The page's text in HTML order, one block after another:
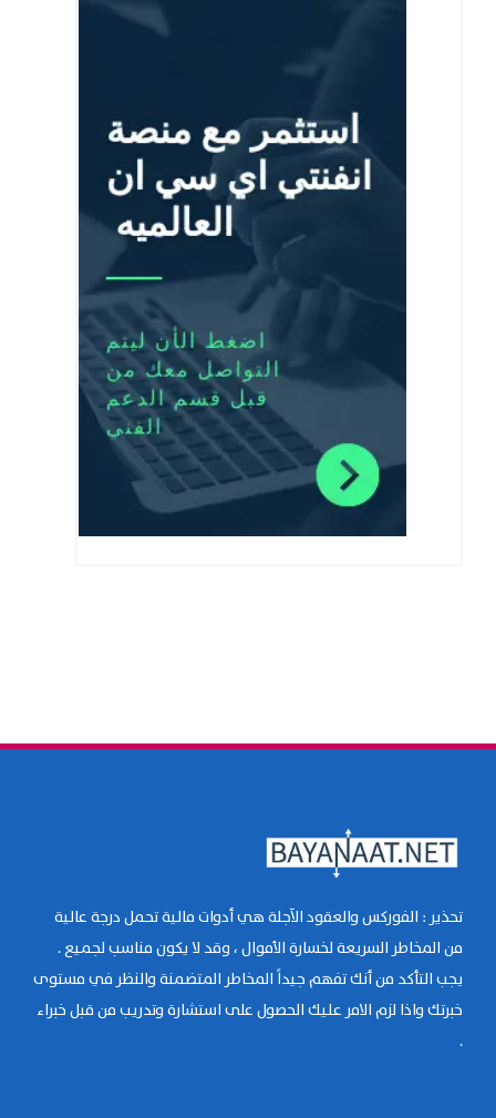
تحذير : الفوركس والعقود الآجلة هي أدوات مالية تحمل درجة عالية
من المخاطر السريعة لخسارة الأموال ، وقد لا يكون مناسب لجميع .
يجب التأكد من أنك تفهم جيداً المخاطر المتضمنة والنظر في مستوى
خبرتك واذا لزم الامر عليك الحصول على استشارة وتدريب من قبل خبراء
.